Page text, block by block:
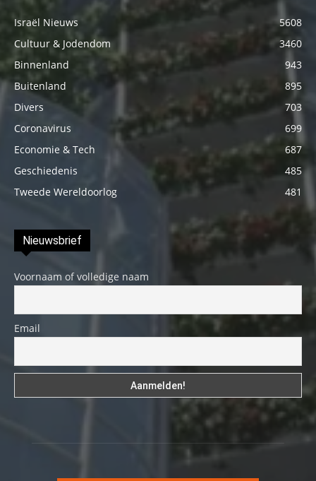
Israël Nieuws
5608
Cultuur & Jodendom
3460
Binnenland
943
Buitenland
895
Divers
703
Coronavirus
699
Economie & Tech
687
Geschiedenis
485
Tweede Wereldoorlog
481
Nieuwsbrief
Voornaam of volledige naam
Email